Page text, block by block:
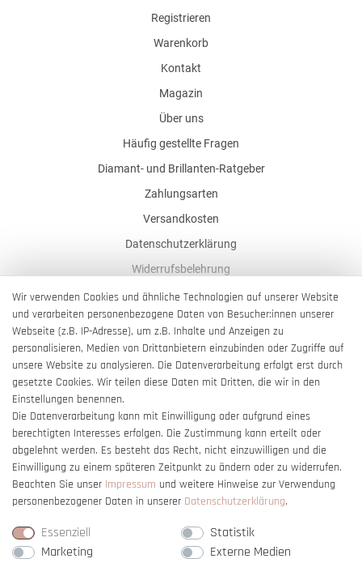
Registrieren
Warenkorb
Kontakt
Magazin
Über uns
Häufig gestellte Fragen
Diamant- und Brillanten-Ratgeber
Zahlungsarten
Versandkosten
Datenschutzerklärung
Widerrufsbelehrung
AGB
Impressum
Barrierefreiheitserklärung
Vertrag widerrufen
Wir verwenden Cookies und ähnliche Technologien auf unserer Website
und verarbeiten personenbezogene Daten von Besucher:innen unserer
Webseite (z.B. IP-Adresse), um z.B. Inhalte und Anzeigen zu
personalisieren, Medien von Drittanbietern einzubinden oder Zugriffe auf
unsere Website zu analysieren. Die Datenverarbeitung erfolgt erst durch
gesetzte Cookies. Wir teilen diese Daten mit Dritten, die wir in den
Einstellungen benennen.
Die Datenverarbeitung kann mit Einwilligung oder aufgrund eines
berechtigten Interesses erfolgen. Die Zustimmung kann erteilt oder
abgelehnt werden. Es besteht das Recht, nicht einzuwilligen und die
Einwilligung zu einem späteren Zeitpunkt zu ändern oder zu widerrufen.
Beachten Sie unser Impressum und weitere Hinweise zur Verwendung
personenbezogener Daten in unserer Daten­schutz­erklärung.
Essenziell
Statistik
Marketing
Externe Medien